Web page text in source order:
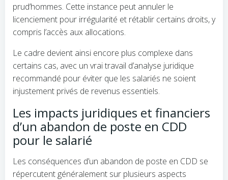
prud’hommes. Cette instance peut annuler le
licenciement pour irrégularité et rétablir certains droits, y
compris l’accès aux allocations.
Le cadre devient ainsi encore plus complexe dans
certains cas, avec un vrai travail d’analyse juridique
recommandé pour éviter que les salariés ne soient
injustement privés de revenus essentiels.
Les impacts juridiques et financiers
d’un abandon de poste en CDD
pour le salarié
Les conséquences d’un abandon de poste en CDD se
répercutent généralement sur plusieurs aspects